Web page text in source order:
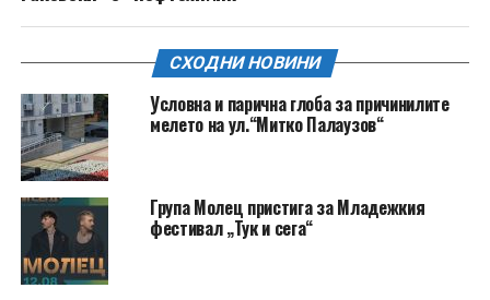
СХОДНИ НОВИНИ
Условна и парична глоба за причинилите
мелето на ул.“Митко Палаузов“
Група Молец пристига за Младежкия
фестивал „Тук и сега“